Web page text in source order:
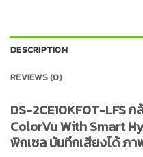
DESCRIPTION
REVIEWS (0)
DS-2CE10KF0T-LFS
ColorVu With Smart
พิกเซล บันทึกเสียงได้ ภา